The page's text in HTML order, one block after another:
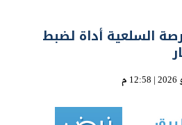
السلعية أداة لضبط